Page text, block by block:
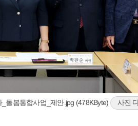
돌봄통합사업_제안.jpg (478KByte) 사진